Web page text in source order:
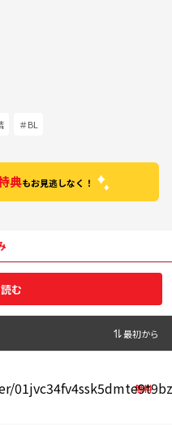
＃BL
典もお見逃しなく！
む
最初から
無料